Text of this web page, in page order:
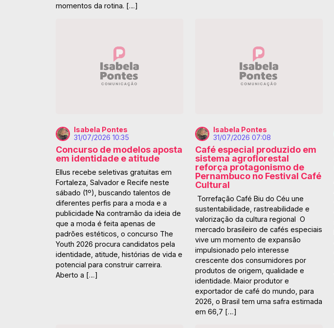
momentos da rotina. […]
Isabela Pontes
31/07/2026 10:35
Concurso de modelos aposta
em identidade e atitude
Ellus recebe seletivas gratuitas em
Fortaleza, Salvador e Recife neste
sábado (1º), buscando talentos de
diferentes perfis para a moda e a
publicidade Na contramão da ideia de
que a moda é feita apenas de
padrões estéticos, o concurso The
Youth 2026 procura candidatos pela
identidade, atitude, histórias de vida e
potencial para construir carreira.
Aberto a […]
Isabela Pontes
31/07/2026 07:08
Café especial produzido em
sistema agroflorestal
reforça protagonismo de
Pernambuco no Festival Café
Cultural
Torrefação Café Biu do Céu une
sustentabilidade, rastreabilidade e
valorização da cultura regional O
mercado brasileiro de cafés especiais
vive um momento de expansão
impulsionado pelo interesse
crescente dos consumidores por
produtos de origem, qualidade e
identidade. Maior produtor e
exportador de café do mundo, para
2026, o Brasil tem uma safra estimada
em 66,7 […]